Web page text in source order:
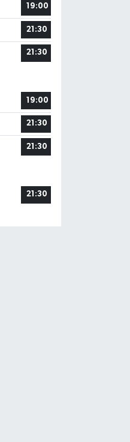
19:00
21:30
21:30
19:00
21:30
21:30
21:30